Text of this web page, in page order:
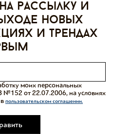
рассылку и
новых
и трендах
моих персональных
№152 от 22.07.2006, на условиях
пользовательском соглашении.